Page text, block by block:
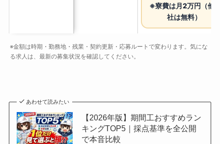
※寮費は月2万円（他6
社は無料）
※金額は時期・勤務地・残業・契約更新・応募ルートで変わります。気にな
る求人は、最新の募集状況を確認してください。
あわせて読みたい
【2026年版】期間工おすすめラン
キングTOP5｜採点基準を全公開
で本音比較